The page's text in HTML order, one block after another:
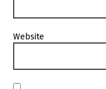
Website